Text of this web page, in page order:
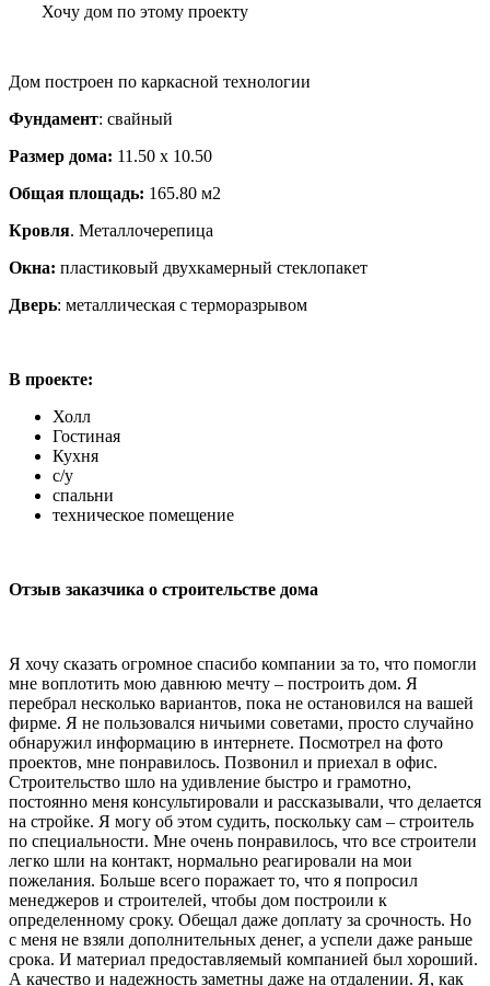
Хочу дом по этому проекту
Дом построен по каркасной технологии
Фундамент: свайный
Размер дома: 11.50 х 10.50
Общая площадь: 165.80 м2
Кровля. Металлочерепица
Окна: пластиковый двухкамерный стеклопакет
Дверь: металлическая с терморазрывом
В проекте:
Холл
Гостиная
Кухня
с/у
спальни
техническое помещение
Отзыв заказчика о строительстве дома
Я хочу сказать огромное спасибо компании за то, что помогли
мне воплотить мою давнюю мечту – построить дом. Я
перебрал несколько вариантов, пока не остановился на вашей
фирме. Я не пользовался ничьими советами, просто случайно
обнаружил информацию в интернете. Посмотрел на фото
проектов, мне понравилось. Позвонил и приехал в офис.
Строительство шло на удивление быстро и грамотно,
постоянно меня консультировали и рассказывали, что делается
на стройке. Я могу об этом судить, поскольку сам – строитель
по специальности. Мне очень понравилось, что все строители
легко шли на контакт, нормально реагировали на мои
пожелания. Больше всего поражает то, что я попросил
менеджеров и строителей, чтобы дом построили к
определенному сроку. Обещал даже доплату за срочность. Но
с меня не взяли дополнительных денег, а успели даже раньше
срока. И материал предоставляемый компанией был хороший.
А качество и надежность заметны даже на отдалении. Я, как